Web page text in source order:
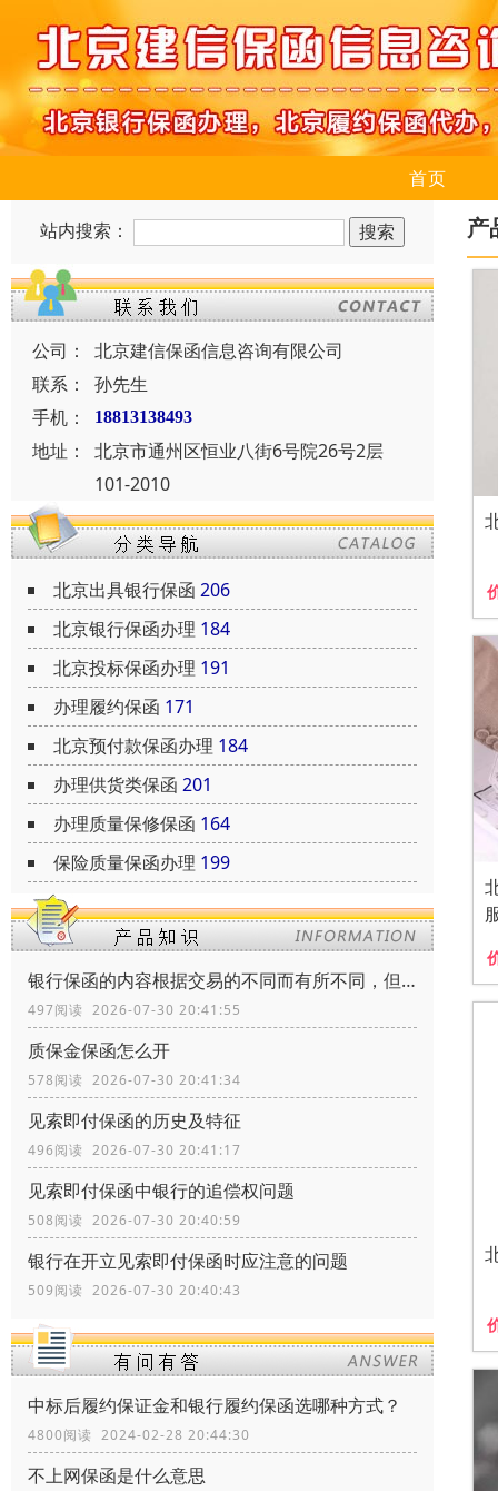
首页
站内搜索：
公司：
北京建信保函信息咨询有限公司
联系：
孙先生
手机：
18813138493
地址：
北京市通州区恒业八街6号院26号2层
101-2010
北京出具银行保函 206
北京银行保函办理 184
北京投标保函办理 191
办理履约保函 171
北京预付款保函办理 184
办理供货类保函 201
办理质量保修保函 164
保险质量保函办理 199
银行保函的内容根据交易的不同而有所不同，但通常包括以下内容
497阅读 2026-07-30 20:41:55
质保金保函怎么开
578阅读 2026-07-30 20:41:34
见索即付保函的历史及特征
496阅读 2026-07-30 20:41:17
见索即付保函中银行的追偿权问题
508阅读 2026-07-30 20:40:59
银行在开立见索即付保函时应注意的问题
509阅读 2026-07-30 20:40:43
中标后履约保证金和银行履约保函选哪种方式？
4800阅读 2024-02-28 20:44:30
不上网保函是什么意思
产